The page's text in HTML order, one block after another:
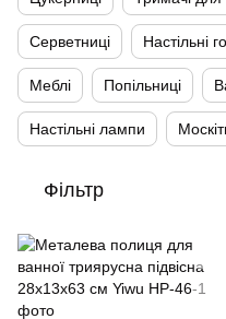
Серветниці Настільні
Меблі Попільниці
Настільні лампи
Фільтр